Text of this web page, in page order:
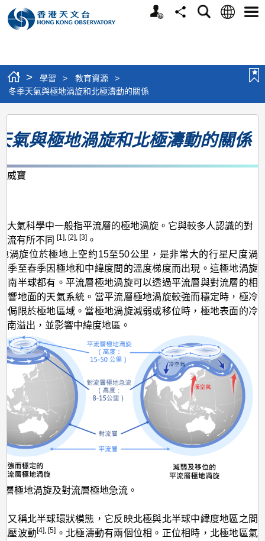
個
分
搜
語
選
> 學習 > 教育資源
>
冬季天氣與極地渦旋和北極濤動的關係
冬
季
氣
地
渦
旋
和
北
極
濤
動
的
關
係
氣與極地渦旋和北極濤動的關係
威寶
大氣科學中一般指平流層的極地渦旋。它與較多人認識的對
流有所不同[1], [2], [3] 。
渦旋位於極地上空約15至50公里，是非常大的行星尺度渦
季至春季因極地和中緯度間的溫度梯度而出現。這極地渦旋
南半球都有。平流層極地渦旋可以透過平流層與對流層的相
響地面的天氣系統。當平流層極地渦旋較強而穩定時，極冷
侷限於極地區域。當極地渦旋減弱或移位時，極地表面的冷
南溢出，並影響中緯度地區。
極地渦旋及對流層極地急流。
又稱北半球環狀模態，它反映北極與北半球中緯度地區之間
壓波動[4], [5] 。北極濤動有兩個位相。正位相時，北極地區氣